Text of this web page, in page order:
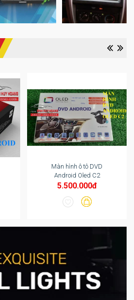
Màn hình ô tô DVD
Android Oled C2
5.500.000đ